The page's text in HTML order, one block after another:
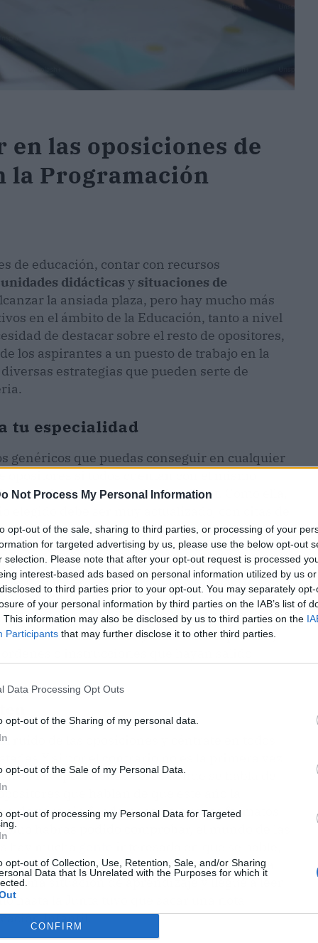
Not Process My Personal Information
opt-out of the sale, sharing to third parties, or processing of your
for targeted advertising by us, please use the below opt-out
selection. Please note that after your opt-out request is processed
interest-based ads based on personal information utilized by us
to third parties prior to your opt-out. You may separately
of your personal information by third parties on the IAB’s list of
This information may also be disclosed by us to third parties on the
Participants that may further disclose it to other third parties.
Data Processing Opt Outs
opt-out of the Sharing of my personal data.
opt-out of the Sale of my Personal Data.
opt-out of processing my Personal Data for Targeted
opt-out of Collection, Use, Retention, Sale, and/or Sharing
Data that Is Unrelated with the Purposes for which it
CONFIRM
en las oposiciones de
la Programación
de educación, contar con recursos
unidades didácticas y situaciones de
la ansiada plaza, pero hay mucho más
en el ámbito de la Educación, tanto a nivel
de destacar sobre el resto de opositores,
los aspirantes a un puesto de trabajo en la
estrategias que pueden serte de
tu especialidad
genéricos que puedas conseguir en cualquier
área de Primaria en Academikast. Como ella,
gran mayoría de academias de preparación a
tal vez la mejor opción sea conseguir un
de obtener actualizaciones hasta el
de TusOpos oTu Programación Didáctica, que
"No solo se trata de saber, sino
sabemos, de que se conoce la Ley Orgánica
currículo autonómico y el decreto específico,
ruido de las oposiciones y céntrate en todos
de las oposiciones: foros donde se habla de
que hablan de que este año la
pero sin fundamento, o nuevos formatos
habrás podido comprobar, el mundo de las
fueron un caos por la implantación de la
una situación de aprendizaje y llegué a leer
hasta la Junta tuvo que sacar una nota
Infantil.